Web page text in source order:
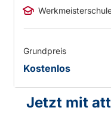
Grundpreis
Kostenlos
Jetzt mit